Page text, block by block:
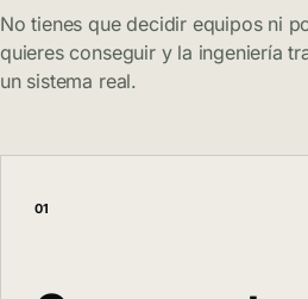
No tienes que decidir equipos ni
quieres conseguir y la ingeniería
un sistema real.
01